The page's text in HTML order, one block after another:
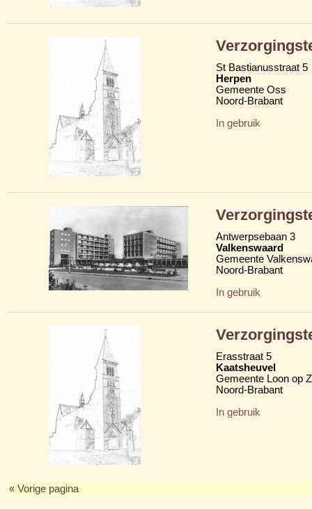
St Bastianusstraat 5
Herpen
Gemeente Oss
Noord-Brabant
In gebruik
Antwerpsebaan 3
Valkenswaard
Gemeente
Noord-Brabant
In gebruik
Erasstraat 5
Kaatsheuvel
Gemeente Loon op
Noord-Brabant
In gebruik
« Vorige pagina